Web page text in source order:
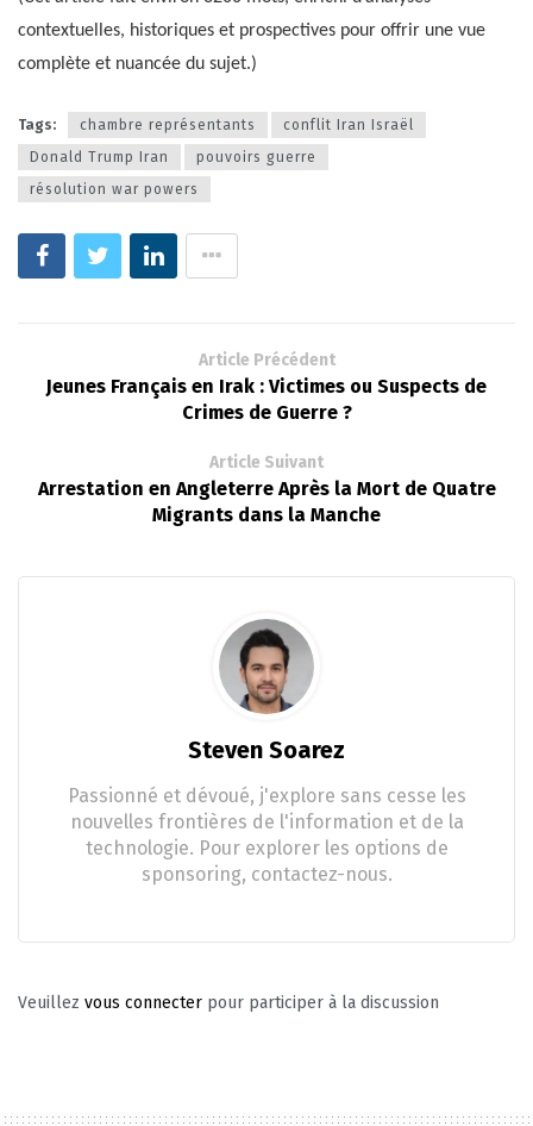
contextuelles, historiques et prospectives pour offrir une vue
complète et nuancée du sujet.)
Tags: chambre représentants
conflit Iran Israël
Donald Trump Iran
pouvoirs guerre
résolution war powers
Article Précédent
Jeunes Français en Irak : Victimes ou Suspects de
Crimes de Guerre ?
Article Suivant
Arrestation en Angleterre Après la Mort de Quatre
Migrants dans la Manche
Steven Soarez
Passionné et dévoué, j'explore sans cesse les
nouvelles frontières de l'information et de la
technologie. Pour explorer les options de
sponsoring, contactez-nous.
Veuillez vous connecter pour participer à la discussion